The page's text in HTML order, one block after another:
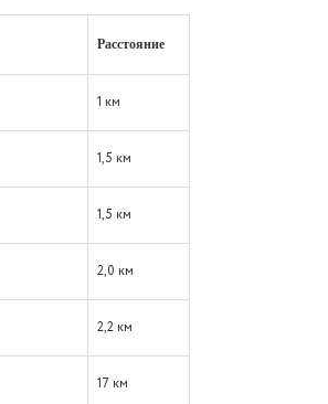
Расстояние
1 км
1,5 км
1,5 км
2,0 км
2,2 км
17 км